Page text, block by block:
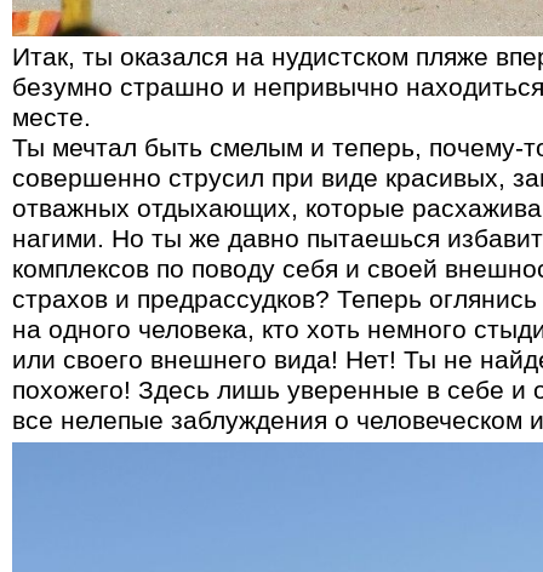
Итак, ты оказался на нудистском пляже
безумно страшно и непривычно
месте.
Ты мечтал быть смелым и теперь, почему-
совершенно струсил при виде красивых,
отважных отдыхающих, которые
нагими. Но ты же давно пытаешься
комплексов по поводу себя и своей
страхов и предрассудков? Теперь
на одного человека, кто хоть немного
или своего внешнего вида! Нет! Ты не
похожего! Здесь лишь уверенные в себе и
все нелепые заблуждения о человеческом